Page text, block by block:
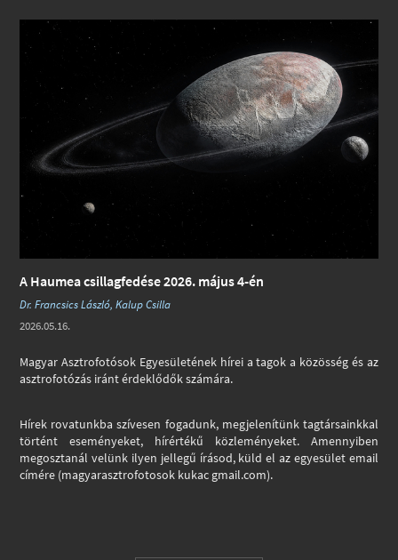
A Haumea csillagfedése 2026. május 4-én
Dr. Francsics László, Kalup Csilla
2026.05.16.
Magyar Asztrofotósok Egyesületének hírei a tagok a közösség és az
asztrofotózás iránt érdeklődők számára.
Hírek rovatunkba szívesen fogadunk, megjelenítünk tagtársainkkal
történt eseményeket, hírértékű közleményeket. Amennyiben
megosztanál velünk ilyen jellegű írásod, küld el az egyesület email
címére (magyarasztrofotosok kukac gmail.com).